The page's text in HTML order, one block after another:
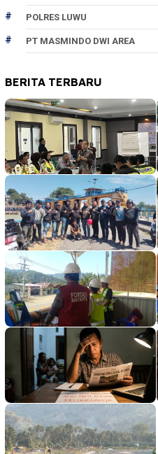
POLRES LUWU
PT MASMINDO DWI AREA
BERITA TERBARU